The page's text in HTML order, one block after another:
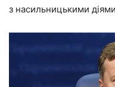
з насильницькими